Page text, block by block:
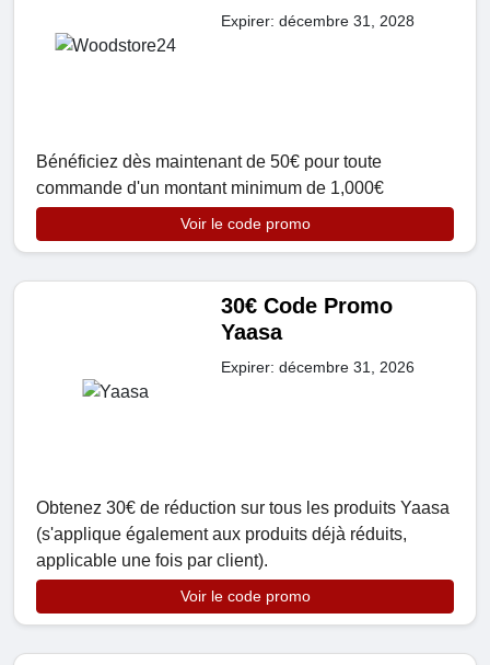
Expirer: décembre 31, 2028
Bénéficiez dès maintenant de 50€ pour toute
commande d'un montant minimum de 1,000€
Voir le code promo
30€ Code Promo
Yaasa
Expirer: décembre 31, 2026
Obtenez 30€ de réduction sur tous les produits Yaasa
(s'applique également aux produits déjà réduits,
applicable une fois par client).
Voir le code promo